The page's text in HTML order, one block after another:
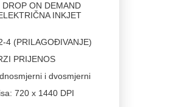
ON DEMAND
INKJET
4 (PRILAGOĐIVANJE)
PRIJENOS
i dvosmjerni
720 x 1440 DPI